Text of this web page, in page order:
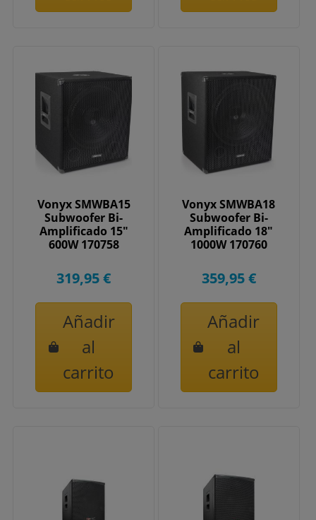
Vonyx SMWBA15
Subwoofer Bi-
Amplificado 15"
600W 170758
319,95 €
Añadir
al
carrito
Vonyx SMWBA18
Subwoofer Bi-
Amplificado 18"
1000W 170760
359,95 €
Añadir
al
carrito